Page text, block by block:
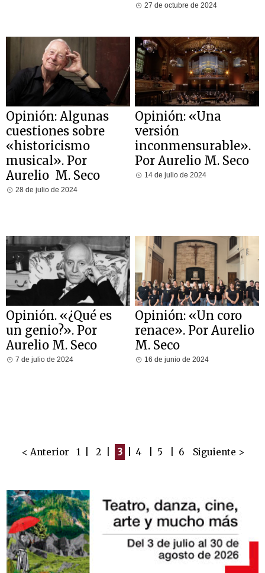
27 de octubre de 2024
Opinión: Algunas
cuestiones sobre
«historicismo
musical». Por
Aurelio M. Seco
28 de julio de 2024
Opinión: «Una
versión
inconmensurable».
Por Aurelio M. Seco
14 de julio de 2024
Opinión. «¿Qué es
un genio?». Por
Aurelio M. Seco
7 de julio de 2024
Opinión: «Un coro
renace». Por Aurelio
M. Seco
16 de junio de 2024
< Anterior 1 2 3 4 5 6 Siguiente >